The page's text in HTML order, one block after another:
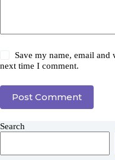
Save my name, email
next time I comment.
Post Comment
Search